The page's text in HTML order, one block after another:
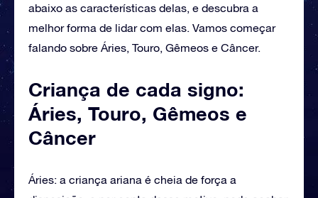
abaixo as características delas, e descubra a
melhor forma de lidar com elas. Vamos começar
falando sobre Áries, Touro, Gêmeos e Câncer.
Criança de cada signo:
Áries, Touro, Gêmeos e
Câncer
Áries: a criança ariana é cheia de força a